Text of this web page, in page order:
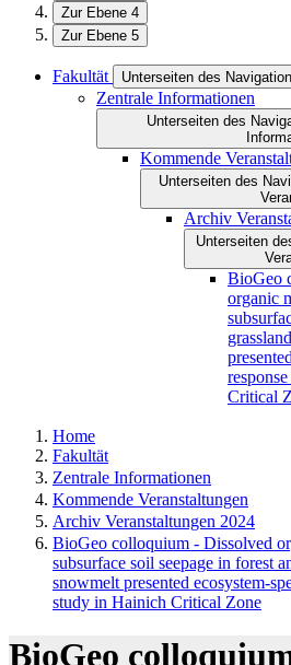
Zur Ebene 4
Zur Ebene 5
Fakultät Unterseiten des
Zentrale Informationen
Unterseiten des
Kommende
Unterseiten des
Archiv
Unterseiten
BioGeo
organic
Critical
Home
Fakultät
Zentrale Informationen
Kommende Veranstaltungen
Archiv Veranstaltungen 2024
BioGeo colloquium - Dissolved
subsurface soil seepage in forest
snowmelt presented ecosystem-
study in Hainich Critical Zone
BioGeo